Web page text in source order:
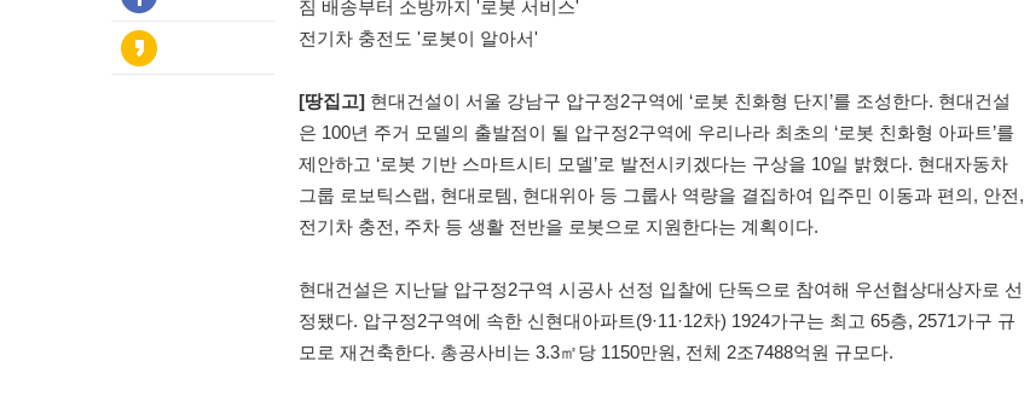
짐 배송부터 소방까지 '로봇 서비스'
전기차 충전도 '로봇이 알아서'
[땅집고] 현대건설이 서울 강남구 압구정2구역에 ‘로봇 친화형 단지’를 조성한다. 현대건설
은 100년 주거 모델의 출발점이 될 압구정2구역에 우리나라 최초의 ‘로봇 친화형 아파트’를
제안하고 ‘로봇 기반 스마트시티 모델’로 발전시키겠다는 구상을 10일 밝혔다. 현대자동차
그룹 로보틱스랩, 현대로템, 현대위아 등 그룹사 역량을 결집하여 입주민 이동과 편의, 안전,
전기차 충전, 주차 등 생활 전반을 로봇으로 지원한다는 계획이다.
현대건설은 지난달 압구정2구역 시공사 선정 입찰에 단독으로 참여해 우선협상대상자로 선
정됐다. 압구정2구역에 속한 신현대아파트(9·11·12차) 1924가구는 최고 65층, 2571가구 규
모로 재건축한다. 총공사비는 3.3㎡당 1150만원, 전체 2조7488억원 규모다.